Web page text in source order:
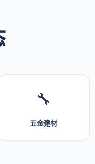
🔧
五金建材